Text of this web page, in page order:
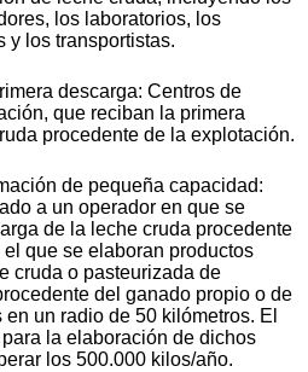
los laboratorios, los
y los transportistas.
descarga: Centros de
que reciban la primera
procedente de la explotación.
de pequeña capacidad:
a un operador en que se
de la leche cruda procedente
que se elaboran productos
cruda o pasteurizada de
del ganado propio o de
un radio de 50 kilómetros. El
la elaboración de dichos
los 500.000 kilos/año.